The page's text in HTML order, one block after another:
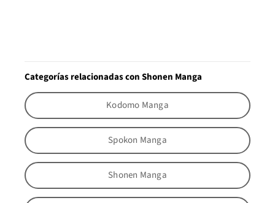
Categorías relacionadas con Shonen Manga
Kodomo Manga
Spokon Manga
Shonen Manga